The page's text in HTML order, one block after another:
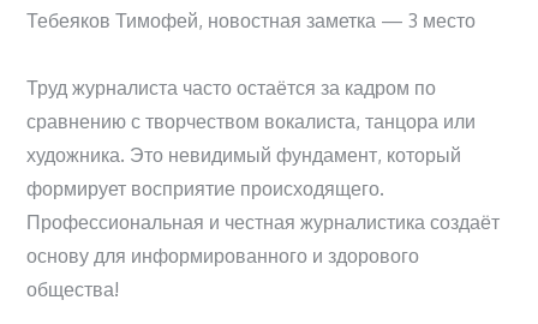
Тебеяков Тимофей, новостная заметка — 3 место
Труд журналиста часто остаётся за кадром по
сравнению с творчеством вокалиста, танцора или
художника. Это невидимый фундамент, который
формирует восприятие происходящего.
Профессиональная и честная журналистика создаёт
основу для информированного и здорового
общества!